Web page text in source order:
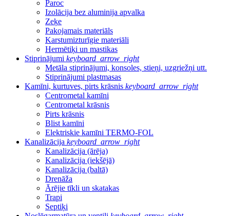
Paroc
Izolācija bez aluminija apvalka
Zeķe
Pakojamais materiāls
Karstumizturīgie materiāli
Hermētiķi un mastikas
Stiprinājumi keyboard_arrow_right
Metāla stiprinājumi, konsoles, stieņi, uzgriežņi utt.
Stiprinājumi plastmasas
Kamīni, kurtuves, pirts krāsnis keyboard_arrow_right
Centrometal kamīni
Centrometal krāsnis
Pirts krāsnis
Blist kamīni
Elektriskie kamīni TERMO-FOL
Kanalizācija keyboard_arrow_right
Kanalizācija (ārēja)
Kanalizācija (iekšējā)
Kanalizācija (baltā)
Drenāža
Ārējie tīkli un skatakas
Trapi
Septiķi